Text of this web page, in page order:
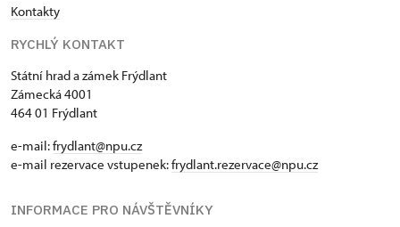
Kontakty
RYCHLÝ KONTAKT
Státní hrad a zámek Frýdlant
Zámecká 4001
464 01 Frýdlant
e-mail:frydlant@npu.cz
e-mail rezervace vstupenek:frydlant.rezervace@npu.cz
INFORMACE PRO NÁVŠTĚVNÍKY